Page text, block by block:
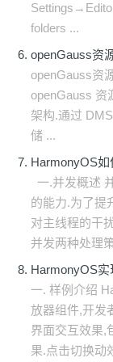
folders ...
openGauss资
openGauss资
openGauss 资
架构.通过
储 ...
HarmonyOS
一.并发概述
的能力.为了提
对主线程的干
并发两种处理
HarmonyOS
一. 样例介绍
放器组件,开发
界面交互效果,
果.点击切换动